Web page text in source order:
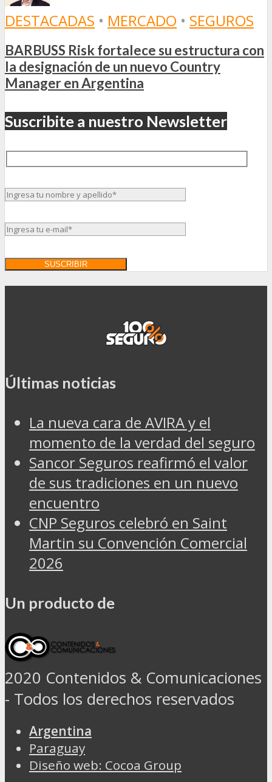
DESTACADAS • MERCADO • SEGUROS
BARBUSS Risk fortalece su estructura con
la designación de un nuevo Country
Manager en Argentina
Suscribite a nuestro Newsletter
Últimas noticias
La nueva cara de AVIRA y el
momento de la verdad del seguro
Sancor Seguros reafirmó el valor
de sus tradiciones en un nuevo
encuentro
CNP Seguros celebró en Saint
Martin su Convención Comercial
2026
Un producto de
2020 Contenidos & Comunicaciones
- Todos los derechos reservados
Argentina
Paraguay
Diseño web: Cocoa Group